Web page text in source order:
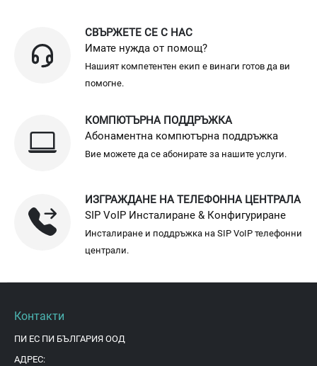
СВЪРЖЕТЕ СЕ С НАС
Имате нужда от помощ?
Нашият компетентен екип е винаги готов да ви
помогне.
КОМПЮТЪРНА ПОДДРЪЖКА
Абонаментна компютърна поддръжка
Вие можете да се абонирате за нашите услуги.
ИЗГРАЖДАНЕ НА ТЕЛЕФОННА ЦЕНТРАЛА
SIP VoIP Инсталиране & Конфигуриране
Инсталиране и поддръжка на SIP VoIP телефонни
централи.
Контакти
ПИ ЕС ПИ БЪЛГАРИЯ ООД
АДРЕС: